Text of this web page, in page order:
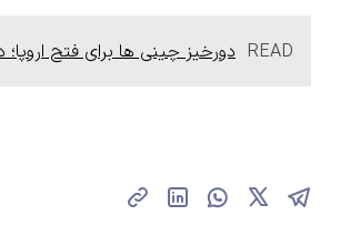
READ دورخیز چینی ها برای فتح